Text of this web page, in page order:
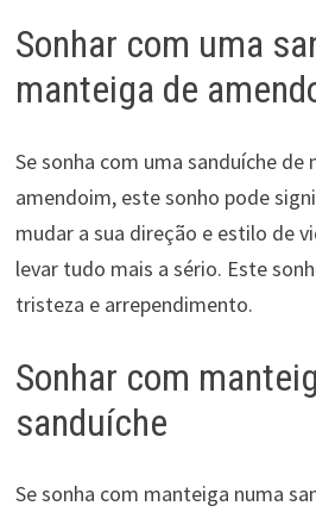
Sonhar com uma
manteiga de
Se sonha com uma sanduíche de
amendoim, este sonho pode
mudar a sua direção e estilo de
levar tudo mais a sério. Este
tristeza e arrependimento.
Sonhar com
sanduíche
Se sonha com manteiga numa